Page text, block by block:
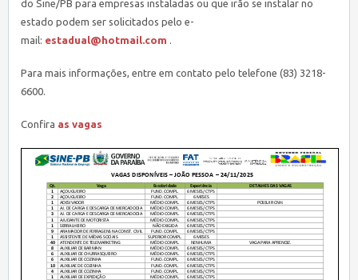
do Sine/PB para empresas instaladas ou que irão se instalar no
estado podem ser solicitados pelo e-
mail: estadual@hotmail.com .
Para mais informações, entre em contato pelo telefone (83) 3218-
6600.
Confira as vagas